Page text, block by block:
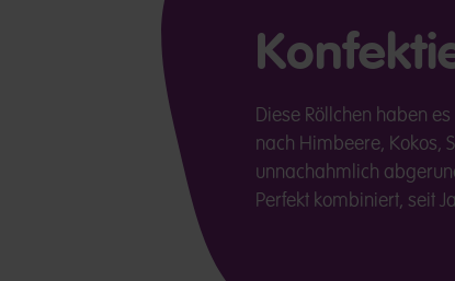
Diese Röllchen haben
nach Himbeere, Kokos,
unnachahmlich
Perfekt kombiniert, seit